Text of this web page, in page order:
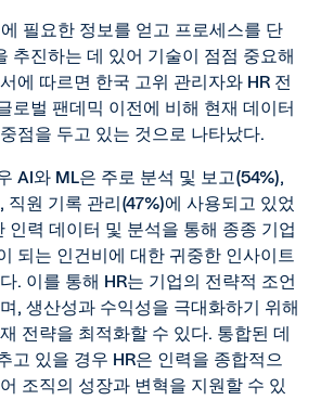
필요한 정보를 얻고 프로세스를 단
추진하는 데 있어 기술이 점점 중요해
에 따르면 한국 고위 관리자와 HR 전
로벌 팬데믹 이전에 비해 현재 데이터
점을 두고 있는 것으로 나타났다.
AI와 ML은 주로 분석 및 보고(54%),
직원 기록 관리(47%)에 사용되고 있었
인력 데이터 및 분석을 통해 종종 기업
되는 인건비에 대한 귀중한 인사이트
. 이를 통해 HR는 기업의 전략적 조언
, 생산성과 수익성을 극대화하기 위해
전략을 최적화할 수 있다. 통합된 데
고 있을 경우 HR은 인력을 종합적으
조직의 성장과 변혁을 지원할 수 있